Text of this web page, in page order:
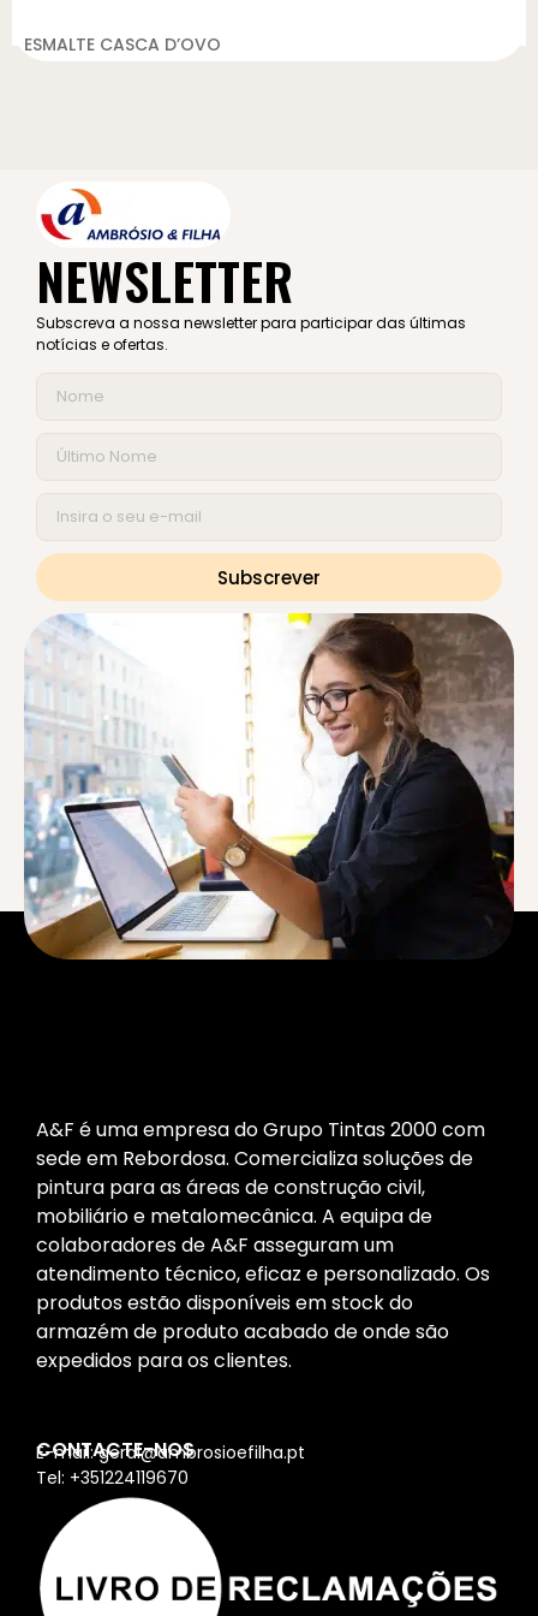
ESMALTE CASCA D’OVO
NEWSLETTER
Subscreva a nossa newsletter para participar das últimas
notícias e ofertas.
Subscrever
A&F é uma empresa do Grupo Tintas 2000 com
sede em Rebordosa. Comercializa soluções de
pintura para as áreas de construção civil,
mobiliário e metalomecânica. A equipa de
colaboradores de A&F asseguram um
atendimento técnico, eficaz e personalizado. Os
produtos estão disponíveis em stock do
armazém de produto acabado de onde são
expedidos para os clientes.
CONTACTE-NOS
E-mail: geral@ambrosioefilha.pt
Tel: +351224119670